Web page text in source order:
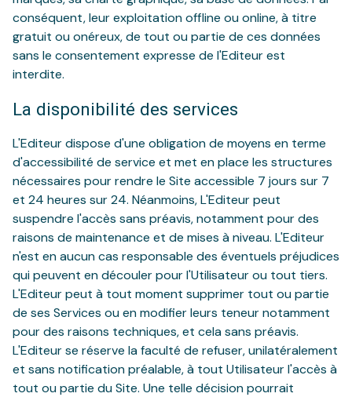
conséquent, leur exploitation offline ou online, à titre
gratuit ou onéreux, de tout ou partie de ces données
sans le consentement expresse de l'Editeur est
interdite.
La disponibilité des services
L'Editeur dispose d'une obligation de moyens en terme
d'accessibilité de service et met en place les structures
nécessaires pour rendre le Site accessible 7 jours sur 7
et 24 heures sur 24. Néanmoins, L'Editeur peut
suspendre l'accès sans préavis, notamment pour des
raisons de maintenance et de mises à niveau. L'Editeur
n'est en aucun cas responsable des éventuels préjudices
qui peuvent en découler pour l'Utilisateur ou tout tiers.
L'Editeur peut à tout moment supprimer tout ou partie
de ses Services ou en modifier leurs teneur notamment
pour des raisons techniques, et cela sans préavis.
L'Editeur se réserve la faculté de refuser, unilatéralement
et sans notification préalable, à tout Utilisateur l'accès à
tout ou partie du Site. Une telle décision pourrait